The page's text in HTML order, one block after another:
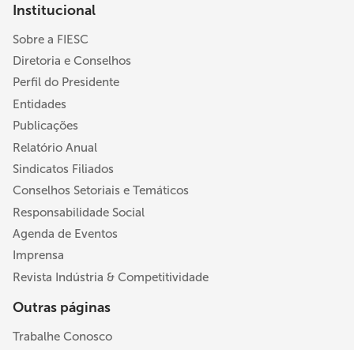
Institucional
Sobre a FIESC
Diretoria e Conselhos
Perfil do Presidente
Entidades
Publicações
Relatório Anual
Sindicatos Filiados
Conselhos Setoriais e Temáticos
Responsabilidade Social
Agenda de Eventos
Imprensa
Revista Indústria & Competitividade
Outras páginas
Trabalhe Conosco